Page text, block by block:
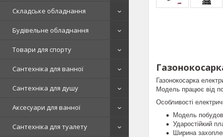
Складське обладнання
Будівельне обладнання
Товари для спорту
Сантехніка для ванної
Сантехніка для душу
Аксесуари для ванної
Сантехніка для туалету
Газонокосарка
Модель працює від
Особливості
Модель
Ударостійкий
Ширина